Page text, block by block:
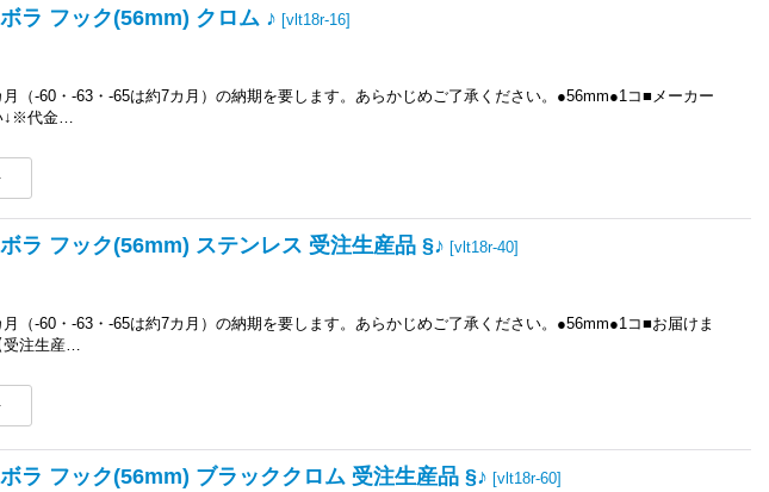
ラ フック(56mm) クロム ♪ [vlt18r-16]
（-60・-63・-65は約7カ月）の納期を要します。あらかじめご了承ください。●56mm●1コ■メーカー
↓※代金…
ラ フック(56mm) ステンレス 受注生産品 §♪ [vlt18r-40]
（-60・-63・-65は約7カ月）の納期を要します。あらかじめご了承ください。●56mm●1コ■お届けま
注生産…
ラ フック(56mm) ブラッククロム 受注生産品 §♪ [vlt18r-60]